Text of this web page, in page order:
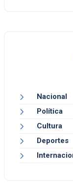
Nacional
Política
Cultura
Deportes